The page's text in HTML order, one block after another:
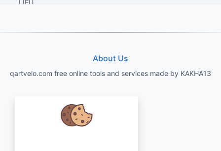
About Us
qartvelo.com free online tools and services made by KAKHA13